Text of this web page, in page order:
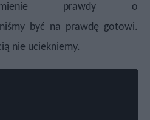
prawdy o
być na prawdę gotowi.
nie uciekniemy.